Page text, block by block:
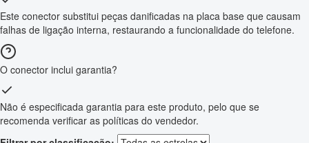
Este conector substitui peças danificadas na placa base que causam
falhas de ligação interna, restaurando a funcionalidade do telefone.
O conector inclui garantia?
Não é especificada garantia para este produto, pelo que se
recomenda verificar as políticas do vendedor.